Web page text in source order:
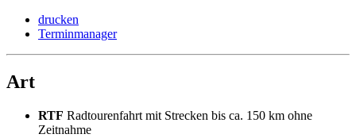
drucken
Terminmanager
Art
RTF Radtourenfahrt mit Strecken bis ca. 150 km ohne
Zeitnahme